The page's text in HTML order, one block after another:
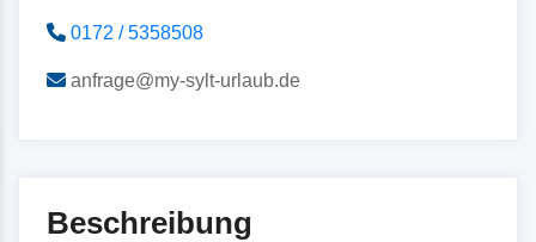
0172 / 5358508
anfrage@my-sylt-urlaub.de
Beschreibung